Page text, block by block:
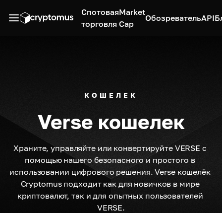
Спотовая
торговля
Market
Cap
ОбозревательAPI
КОШЕЛЕК
Verse кошелек
Храните, управляйте или конвертируйте VERSE с
помощью нашего безопасного и простого в
использовании цифрового решения. Verse кошелёк
Cryptomus подходит как для новичков в мире
криптовалют, так и для опытных пользователей
VERSE.